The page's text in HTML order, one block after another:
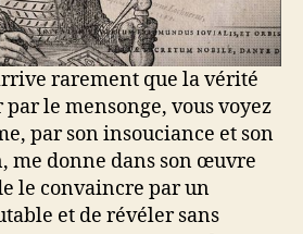
rarement que la vérité
le mensonge, vous voyez
par son insouciance et son
me donne dans son œuvre
le convaincre par un
et de révéler sans